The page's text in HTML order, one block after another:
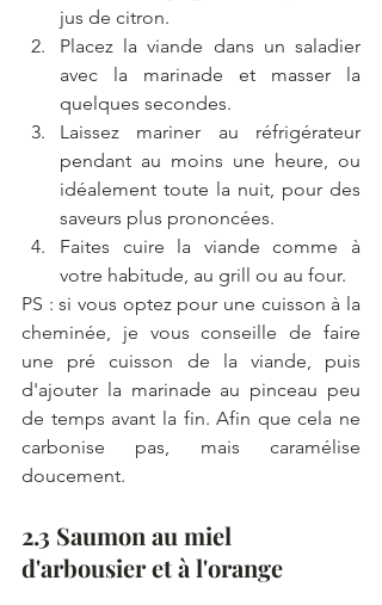
jus de citron.
Placez la viande dans un saladier
avec la marinade et masser la
quelques secondes.
Laissez mariner au réfrigérateur
pendant au moins une heure, ou
idéalement toute la nuit, pour des
saveurs plus prononcées.
Faites cuire la viande comme à
votre habitude, au grill ou au four.
PS : si vous optez pour une cuisson à la
cheminée, je vous conseille de faire
une pré cuisson de la viande, puis
d'ajouter la marinade au pinceau peu
de temps avant la fin. Afin que cela ne
carbonise pas, mais caramélise
doucement.
2.3 Saumon au miel
d'arbousier et à l'orange